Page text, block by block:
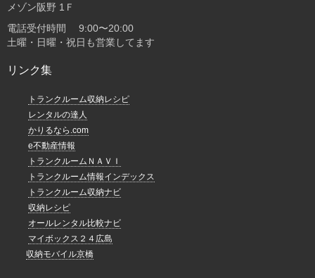
メゾン阪野 1Ｆ
電話受付時間 9:00〜20:00
土曜・日曜・祝日も営業してます
リンク集
トランクルーム収納レシピ
レンタルの達人
かりるなら.com
e不動産情報
トランクルームＮＡＶＩ
トランクルーム情報インデックス
トランクルーム収納ナビ
収納レシピ
オールレンタル比較ナビ
マイボックス２４広島
収納モバイル京橋